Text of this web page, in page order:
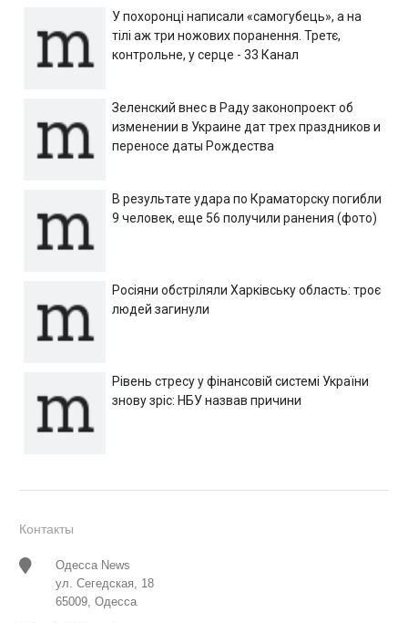
У похоронці написали «самогубець», а на
тілі аж три ножових поранення. Третє,
контрольне, у серце - 33 Канал
Зеленский внес в Раду законопроект об
изменении в Украине дат трех праздников и
переносе даты Рождества
В результате удара по Краматорску погибли
9 человек, еще 56 получили ранения (фото)
Росіяни обстріляли Харківську область: троє
людей загинули
Рівень стресу у фінансовій системі України
знову зріс: НБУ назвав причини
Контакты
Одесса News
ул. Сегедская, 18
65009, Одесса